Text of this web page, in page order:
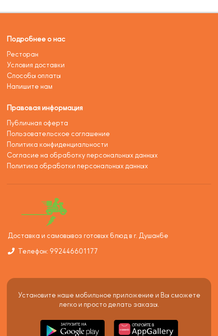
Подробнее о нас
Ресторан
Условия доставки
Способы оплаты
Напишите нам
Правовая информация
Публичная оферта
Пользовательское соглашение
Политика конфиденциальности
Согласие на обработку персональных данных
Политика обработки персональных данных
Доставка и самовывоз готовых блюд в г. Душанбе
Телефон: 992446601177
Установите наше мобильное приложение и Вы сможете
легко и просто делать заказы.